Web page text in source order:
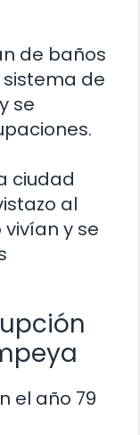
de baños
de
se
ciudad
al
y se
el año 79